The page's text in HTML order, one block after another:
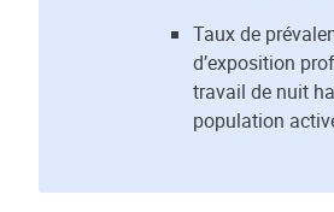
Taux de
d’exposition
travail de nuit
population